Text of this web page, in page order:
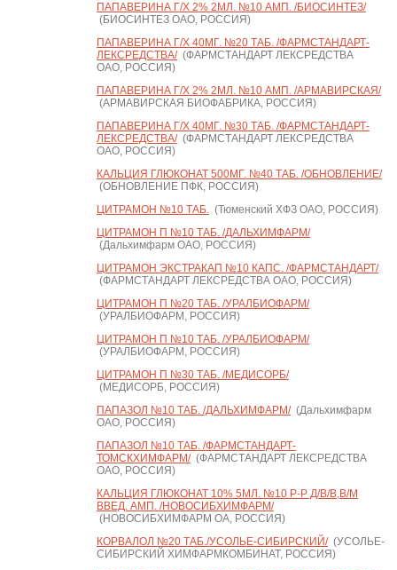
ПАПАВЕРИНА Г/Х 2% 2МЛ. №10 АМП. /БИОСИНТЕЗ/
(БИОСИНТЕЗ ОАО, РОССИЯ)
ПАПАВЕРИНА Г/Х 40МГ. №20 ТАБ. /ФАРМСТАНДАРТ-
ЛЕКСРЕДСТВА/(ФАРМСТАНДАРТ ЛЕКСРЕДСТВА
ОАО, РОССИЯ)
ПАПАВЕРИНА Г/Х 2% 2МЛ. №10 АМП. /АРМАВИРСКАЯ/
(АРМАВИРСКАЯ БИОФАБРИКА, РОССИЯ)
ПАПАВЕРИНА Г/Х 40МГ. №30 ТАБ. /ФАРМСТАНДАРТ-
ЛЕКСРЕДСТВА/(ФАРМСТАНДАРТ ЛЕКСРЕДСТВА
ОАО, РОССИЯ)
КАЛЬЦИЯ ГЛЮКОНАТ 500МГ. №40 ТАБ. /ОБНОВЛЕНИЕ/
(ОБНОВЛЕНИЕ ПФК, РОССИЯ)
ЦИТРАМОН №10 ТАБ.(Тюменский ХФЗ ОАО, РОССИЯ)
ЦИТРАМОН П №10 ТАБ. /ДАЛЬХИМФАРМ/
(Дальхимфарм ОАО, РОССИЯ)
ЦИТРАМОН ЭКСТРАКАП №10 КАПС. /ФАРМСТАНДАРТ/
(ФАРМСТАНДАРТ ЛЕКСРЕДСТВА ОАО, РОССИЯ)
ЦИТРАМОН П №20 ТАБ. /УРАЛБИОФАРМ/
(УРАЛБИОФАРМ, РОССИЯ)
ЦИТРАМОН П №10 ТАБ. /УРАЛБИОФАРМ/
(УРАЛБИОФАРМ, РОССИЯ)
ЦИТРАМОН П №30 ТАБ. /МЕДИСОРБ/
(МЕДИСОРБ, РОССИЯ)
ПАПАЗОЛ №10 ТАБ. /ДАЛЬХИМФАРМ/(Дальхимфарм
ОАО, РОССИЯ)
ПАПАЗОЛ №10 ТАБ. /ФАРМСТАНДАРТ-
ТОМСКХИМФАРМ/(ФАРМСТАНДАРТ ЛЕКСРЕДСТВА
ОАО, РОССИЯ)
КАЛЬЦИЯ ГЛЮКОНАТ 10% 5МЛ. №10 Р-Р Д/В/В,В/М
ВВЕД. АМП. /НОВОСИБХИМФАРМ/
(НОВОСИБХИМФАРМ ОА, РОССИЯ)
КОРВАЛОЛ №20 ТАБ./УСОЛЬЕ-СИБИРСКИЙ/(УСОЛЬЕ-
СИБИРСКИЙ ХИМФАРМКОМБИНАТ, РОССИЯ)